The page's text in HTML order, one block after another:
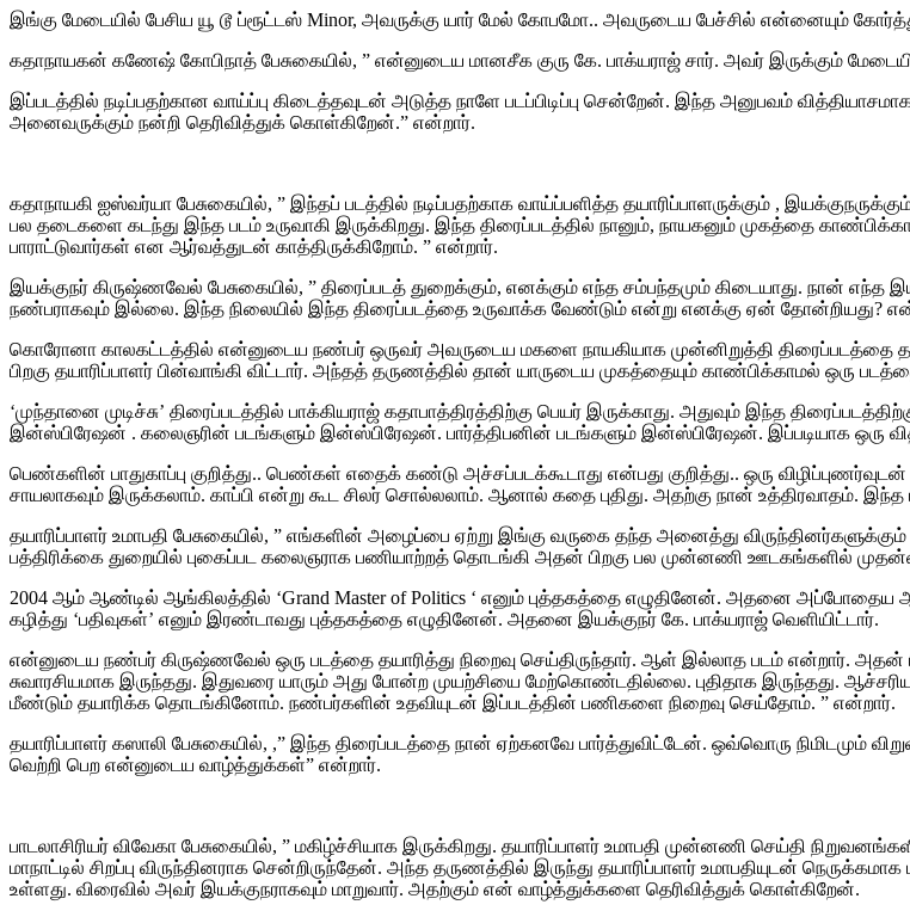
இங்கு மேடையில் பேசிய யூ டூ ப்ரூட்டஸ் Minor, அவருக்கு யார் மேல் கோபமோ.. அவருடைய பேச்சில் என்னையும்
கதாநாயகன் கணேஷ் கோபிநாத் பேசுகையில், ” என்னுடைய மானசீக குரு கே. பாக்யராஜ் சார். அவர் இருக்கும்
இப்படத்தில் நடிப்பதற்கான வாய்ப்பு கிடைத்தவுடன் அடுத்த நாளே படப்பிடிப்பு சென்றேன். இந்த அனுபவம்
அனைவருக்கும் நன்றி தெரிவித்துக் கொள்கிறேன்.” என்றார்.
கதாநாயகி ஐஸ்வர்யா பேசுகையில், ” இந்தப் படத்தில் நடிப்பதற்காக வாய்ப்பளித்த தயாரிப்பாளருக்கும் ,
பல தடைகளை கடந்து இந்த படம் உருவாகி இருக்கிறது. இந்த திரைப்படத்தில் நானும், நாயகனும் முகத்தை
பாராட்டுவார்கள் என ஆர்வத்துடன் காத்திருக்கிறோம். ” என்றார்.
இயக்குநர் கிருஷ்ணவேல் பேசுகையில், ” திரைப்படத் துறைக்கும், எனக்கும் எந்த சம்பந்தமும் கிடையாது. நான் எந்த
நண்பராகவும் இல்லை. இந்த நிலையில் இந்த திரைப்படத்தை உருவாக்க வேண்டும் என்று எனக்கு ஏன் தோன்றியது?
கொரோனா காலகட்டத்தில் என்னுடைய நண்பர் ஒருவர் அவருடைய மகளை நாயகியாக முன்னிறுத்தி
பிறகு தயாரிப்பாளர் பின்வாங்கி விட்டார். அந்தத் தருணத்தில் தான் யாருடைய முகத்தையும் காண்பிக்காமல்
‘முந்தானை முடிச்சு’ திரைப்படத்தில் பாக்கியராஜ் கதாபாத்திரத்திற்கு பெயர் இருக்காது. அதுவும் இந்த
இன்ஸ்பிரேஷன் . கலைஞரின் படங்களும் இன்ஸ்பிரேஷன். பார்த்திபனின் படங்களும் இன்ஸ்பிரேஷன். இப்படியாக ஒரு
பெண்களின் பாதுகாப்பு குறித்து.. பெண்கள் எதைக் கண்டு அச்சப்படக்கூடாது என்பது குறித்து.. ஒரு
சாயலாகவும் இருக்கலாம். காப்பி என்று கூட சிலர் சொல்லலாம். ஆனால் கதை புதிது. அதற்கு நான் உத்திரவாதம். இந்த
தயாரிப்பாளர் உமாபதி பேசுகையில், ” எங்களின் அழைப்பை ஏற்று இங்கு வருகை தந்த அனைத்து விருந்தினர்களுக்கும்
பத்திரிக்கை துறையில் புகைப்பட கலைஞராக பணியாற்றத் தொடங்கி அதன் பிறகு பல முன்னணி ஊடகங்களில்
2004 ஆம் ஆண்டில் ஆங்கிலத்தில் ‘Grand Master of Politics ‘ எனும் புத்தகத்தை எழுதினேன். அதனை அப்போதைய
கழித்து ‘பதிவுகள்’ எனும் இரண்டாவது புத்தகத்தை எழுதினேன். அதனை இயக்குநர் கே. பாக்யராஜ் வெளியிட்டார்.
என்னுடைய நண்பர் கிருஷ்ணவேல் ஒரு படத்தை தயாரித்து நிறைவு செய்திருந்தார். ஆள் இல்லாத படம் என்றார்.
சுவாரசியமாக இருந்தது. இதுவரை யாரும் அது போன்ற முயற்சியை மேற்கொண்டதில்லை. புதிதாக இருந்தது.
மீண்டும் தயாரிக்க தொடங்கினோம். நண்பர்களின் உதவியுடன் இப்படத்தின் பணிகளை நிறைவு செய்தோம். ” என்றார்.
தயாரிப்பாளர் கஸாலி பேசுகையில், ,” இந்த திரைப்படத்தை நான் ஏற்கனவே பார்த்துவிட்டேன். ஒவ்வொரு நிமிடமும்
வெற்றி பெற என்னுடைய வாழ்த்துக்கள்” என்றார்.
பாடலாசிரியர் விவேகா பேசுகையில், ” மகிழ்ச்சியாக இருக்கிறது. தயாரிப்பாளர் உமாபதி முன்னணி செய்தி
மாநாட்டில் சிறப்பு விருந்தினராக சென்றிருந்தேன். அந்த தருணத்தில் இருந்து தயாரிப்பாளர் உமாபதியுடன்
உள்ளது. விரைவில் அவர் இயக்குநராகவும் மாறுவார். அதற்கும் என் வாழ்த்துக்களை தெரிவித்துக் கொள்கிறேன்.